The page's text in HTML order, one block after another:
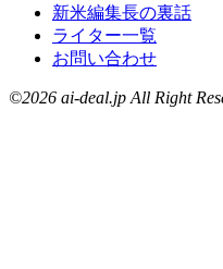
新米編集長の裏話
ライター一覧
お問い合わせ
©2026 ai-deal.jp All Right